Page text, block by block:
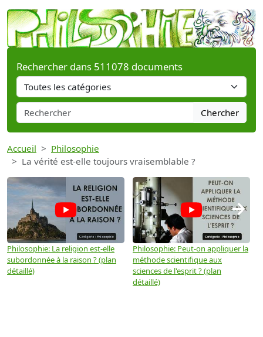
Rechercher dans 511078 documents
Chercher
Accueil
Philosophie
La vérité est-elle toujours vraisemblable ?
Philosophie: La religion est-elle
subordonnée à la raison ? (plan
détaillé)
Philosophie: Peut-on appliquer la
méthode scientifique aux
sciences de l'esprit ? (plan
détaillé)
→